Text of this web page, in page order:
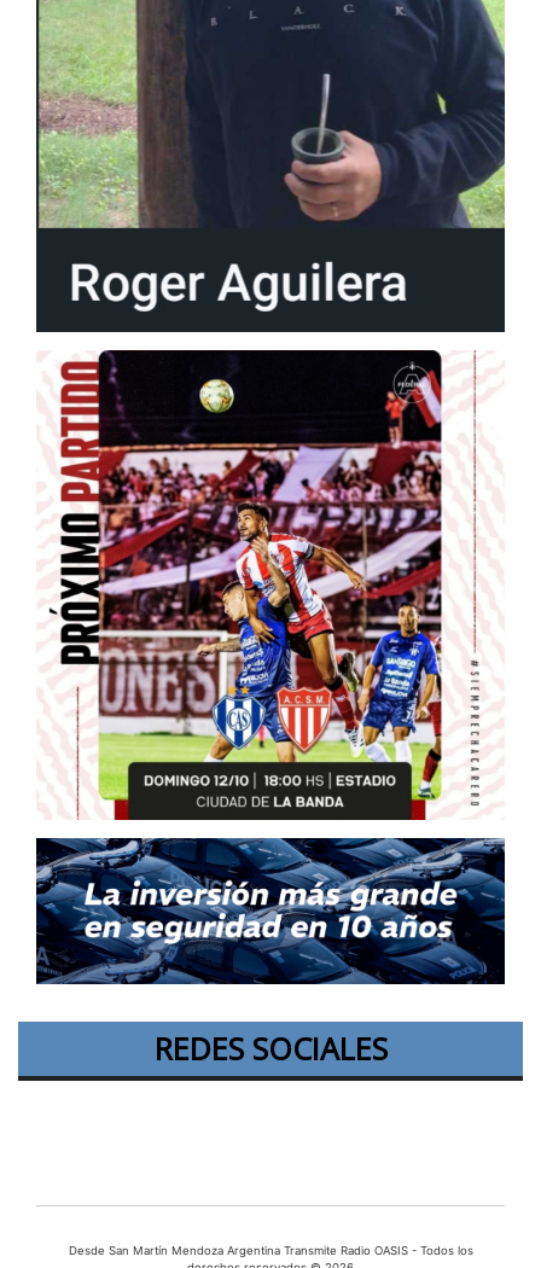
REDES SOCIALES
Desde San Martín Mendoza Argentina Transmite Radio OASIS - Todos los